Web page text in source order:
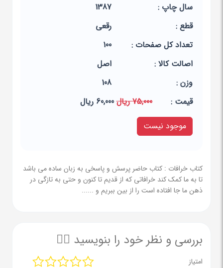
سال چاپ :
1387
قطع :
رقعی
تعداد کل صفحات :
100
اصالت کالا :
اصل
وزن :
108
قيمت :
75,000 ریال
60,000 ریال
موجود نیست
کتاب خرافات : کتاب حاضر پرسش و پاسخی به زبان ساده می باشد
تا به ما کمک کند خرافاتی که از قدیم تا کنون و حتی به تازگی در
ذهن ما جا افتاده است را از بین ببریم و ......
بررسی و نظر خود را بنویسید ✍🏻
امتیاز